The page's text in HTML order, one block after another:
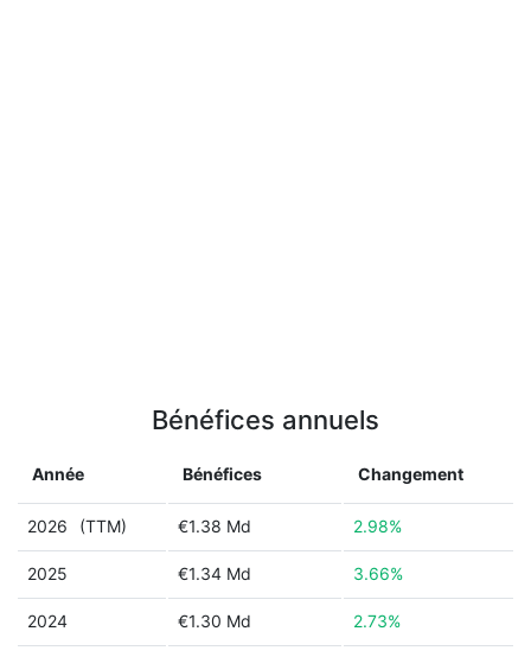
Bénéfices annuels
Année Bénéfices Changement
2026 (TTM) €1.38 Md 2.98%
2025 €1.34 Md 3.66%
2024 €1.30 Md 2.73%